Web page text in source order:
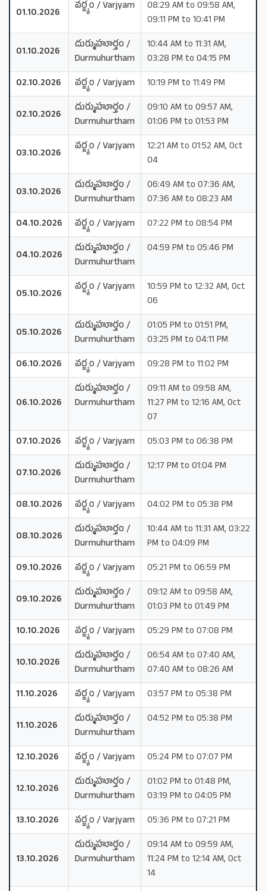
01.10.2026
వర్జ్యం / Varjyam
08:29 AM to 09:58 AM,
09:11 PM to 10:41 PM
01.10.2026
దుర్ముహూర్తం /
Durmuhurtham
10:44 AM to 11:31 AM,
03:28 PM to 04:15 PM
02.10.2026
వర్జ్యం / Varjyam 10:19 PM to 11:49 PM
02.10.2026
దుర్ముహూర్తం /
Durmuhurtham
09:10 AM to 09:57 AM,
01:06 PM to 01:53 PM
03.10.2026
వర్జ్యం / Varjyam
12:21 AM to 01:52 AM, Oct
04
03.10.2026
దుర్ముహూర్తం /
Durmuhurtham
06:49 AM to 07:36 AM,
07:36 AM to 08:23 AM
04.10.2026
వర్జ్యం / Varjyam 07:22 PM to 08:54 PM
04.10.2026
దుర్ముహూర్తం /
Durmuhurtham
04:59 PM to 05:46 PM
05.10.2026
వర్జ్యం / Varjyam
10:59 PM to 12:32 AM, Oct
06
05.10.2026
దుర్ముహూర్తం /
Durmuhurtham
01:05 PM to 01:51 PM,
03:25 PM to 04:11 PM
06.10.2026
వర్జ్యం / Varjyam 09:28 PM to 11:02 PM
06.10.2026
దుర్ముహూర్తం /
Durmuhurtham
09:11 AM to 09:58 AM,
11:27 PM to 12:16 AM, Oct
07
07.10.2026
వర్జ్యం / Varjyam 05:03 PM to 06:38 PM
07.10.2026
దుర్ముహూర్తం /
Durmuhurtham
12:17 PM to 01:04 PM
08.10.2026 వర్జ్యం / Varjyam 04:02 PM to 05:38 PM
08.10.2026
దుర్ముహూర్తం /
Durmuhurtham
10:44 AM to 11:31 AM, 03:22
PM to 04:09 PM
09.10.2026
వర్జ్యం / Varjyam 05:21 PM to 06:59 PM
09.10.2026
దుర్ముహూర్తం /
Durmuhurtham
09:12 AM to 09:58 AM,
01:03 PM to 01:49 PM
10.10.2026
వర్జ్యం / Varjyam 05:29 PM to 07:08 PM
10.10.2026
దుర్ముహూర్తం /
Durmuhurtham
06:54 AM to 07:40 AM,
07:40 AM to 08:26 AM
11.10.2026
వర్జ్యం / Varjyam 03:57 PM to 05:38 PM
11.10.2026
దుర్ముహూర్తం /
Durmuhurtham
04:52 PM to 05:38 PM
12.10.2026 వర్జ్యం / Varjyam 05:24 PM to 07:07 PM
12.10.2026
దుర్ముహూర్తం /
Durmuhurtham
01:02 PM to 01:48 PM,
03:19 PM to 04:05 PM
13.10.2026
వర్జ్యం / Varjyam 05:36 PM to 07:21 PM
13.10.2026
దుర్ముహూర్తం /
Durmuhurtham
09:14 AM to 09:59 AM,
11:24 PM to 12:14 AM, Oct
14